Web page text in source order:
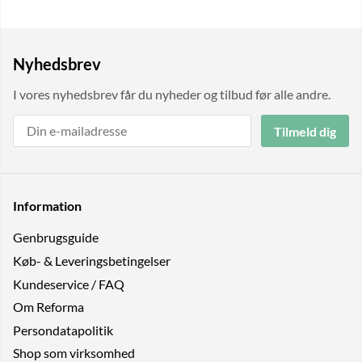
Nyhedsbrev
I vores nyhedsbrev får du nyheder og tilbud før alle andre.
Tilmeld dig
Information
Genbrugs­guide
Køb- & Leveringsbetingelser
Kundeservice / FAQ
Om Reforma
Persondatapolitik
Shop som virksomhed